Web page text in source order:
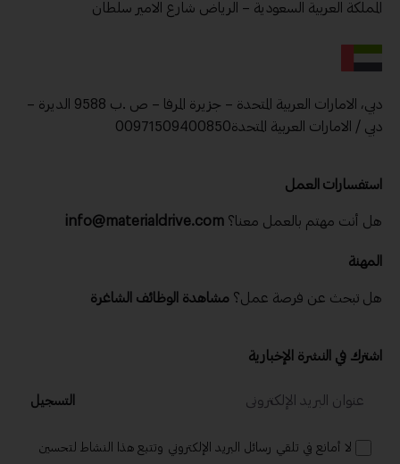
المملكة العربية السعودية – الرياض شارع الامير سلطان
دبي، الامارات العربية المتحدة – جزيرة المرفا – ص .ب 9588 الديرة –
دبي / الامارات العربية المتحدة00971509400850
استفسارات العمل
هل أنت مهتم بالعمل معنا؟ info@materialdrive.com
المهنة
هل تبحث عن فرصة عمل؟ مشاهدة الوظائف الشاغرة
اشترك في النشرة الإخبارية
التسجيل
لا أمانع في تلقي رسائل البريد الإلكتروني وتتبع هذا النشاط لتحسين